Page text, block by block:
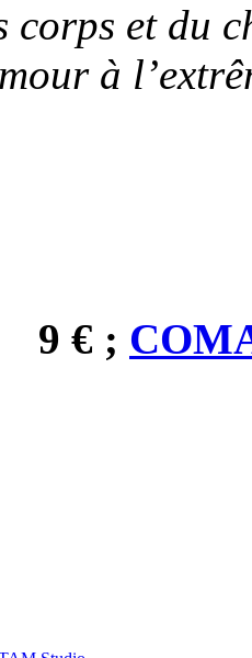
corps et du
à
9 € ;